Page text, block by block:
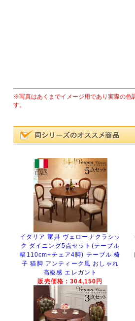
※写真はあくまでイメージ用であり実際の色
す。
イタリア 家具 ヴェローナクラシッ
ク ダイニング5点セット(テーブル
幅110cm+チェア4脚) テーブル 椅
子 猫脚 アンティーク風 おしゃれ
高級感 エレガント
販売価格：304,150円